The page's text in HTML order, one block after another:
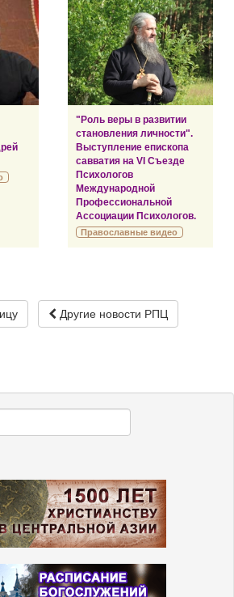
"Роль веры в развитии
становления личности".
Выступление епископа
савватия на VI Съезде
Психологов
Международной
Профессиональной
Ассоциации Психологов.
Православные видео
Другие новости РПЦ